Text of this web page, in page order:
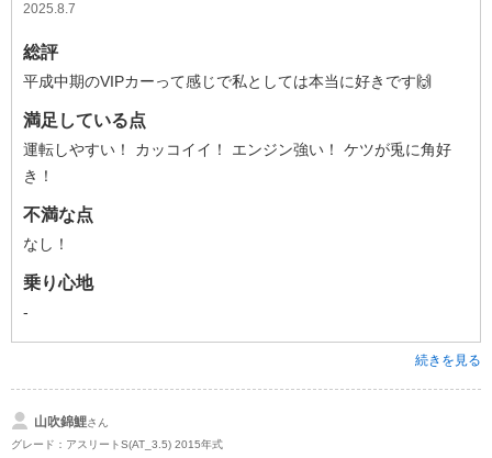
2025.8.7
総評
平成中期のVIPカーって感じで私としては本当に好きです🙌
満足している点
運転しやすい！ カッコイイ！ エンジン強い！ ケツが兎に角好
き！
不満な点
なし！
乗り心地
-
続きを見る
山吹錦鯉さん
グレード：アスリートS(AT_3.5) 2015年式